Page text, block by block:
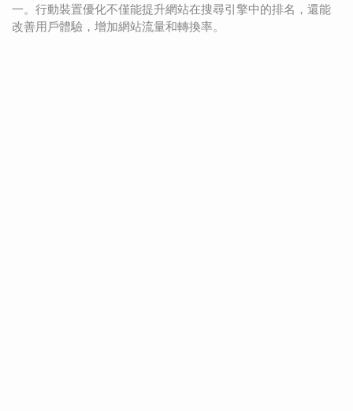
一。行動裝置優化不僅能提升網站在搜尋引擎中的排名，還能
改善用戶體驗，增加網站流量和轉換率。